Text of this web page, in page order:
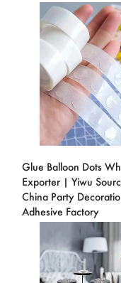
Glue Balloon Dots
Exporter | Yiwu
China Party
Adhesive Factory